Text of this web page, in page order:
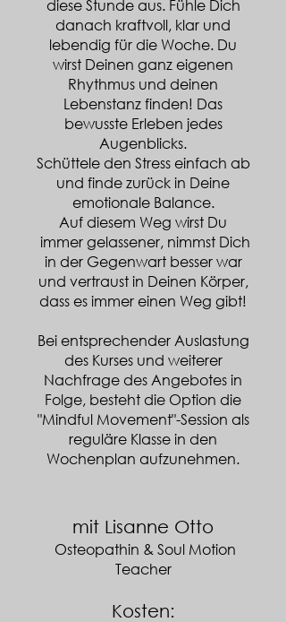
diese Stunde aus. Fühle Dich
danach kraftvoll, klar und
lebendig für die Woche. Du
wirst Deinen ganz eigenen
Rhythmus und deinen
Lebenstanz finden! Das
bewusste Erleben jedes
Augenblicks.
Schüttele den Stress einfach ab
und finde zurück in Deine
emotionale Balance.
Auf diesem Weg wirst Du
immer gelassener, nimmst Dich
in der Gegenwart besser war
und vertraust in Deinen Körper,
dass es immer einen Weg gibt!
Bei entsprechender Auslastung
des Kurses und weiterer
Nachfrage des Angebotes in
Folge, besteht die Option die
"Mindful Movement"-Session als
reguläre Klasse in den
Wochenplan aufzunehmen.
mit Lisanne Otto
Osteopathin & Soul Motion
Teacher
Kosten: